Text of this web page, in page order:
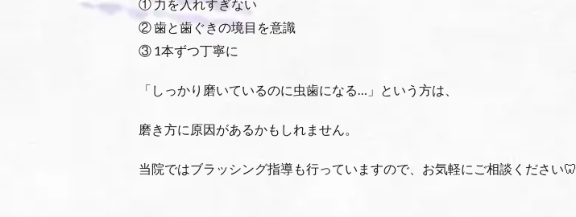
① 力を入れすぎない
② 歯と歯ぐきの境目を意識
③ 1本ずつ丁寧に
「しっかり磨いているのに虫歯になる…」という方は、
磨き方に原因があるかもしれません。
当院ではブラッシング指導も行っていますので、お気軽にご相談ください🦷